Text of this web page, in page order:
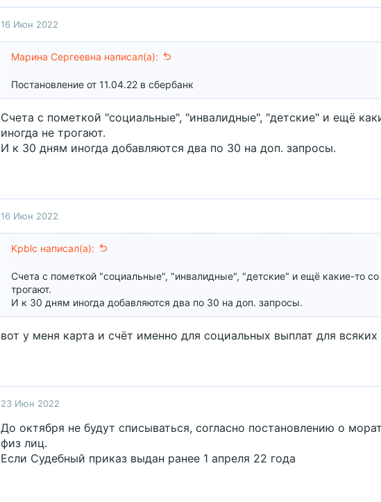
16 Июн 2022
Марина Сергеевна написал(а):
Постановление от 11.04.22 в сбербанк
Счета с пометкой "социальные", "инвалидные", "детские" и ещё
иногда не трогают.
И к 30 дням иногда добавляются два по 30 на доп. запросы.
16 Июн 2022
Kpblc написал(а):
Счета с пометкой "социальные", "инвалидные", "детские" и ещё какие-то
трогают.
И к 30 дням иногда добавляются два по 30 на доп. запросы.
вот у меня карта и счёт именно для социальных выплат для
23 Июн 2022
До октября не будут списываться, согласно постановлению о
физ лиц.
Если Судебный приказ выдан ранее 1 апреля 22 года